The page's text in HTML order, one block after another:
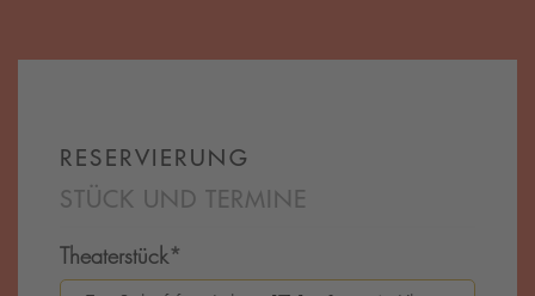
RESERVIERUNG
STÜCK UND TERMINE
Theaterstück*